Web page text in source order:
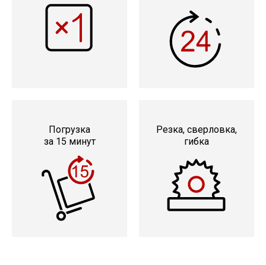
Погрузка
за 15 минут
Резка, сверловка,
гибка